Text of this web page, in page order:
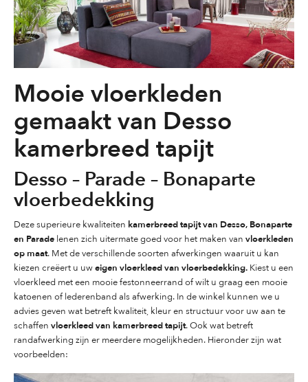
Mooie vloerkleden
gemaakt van Desso
kamerbreed tapijt
Desso – Parade – Bonaparte
vloerbedekking
Deze superieure kwaliteiten kamerbreed tapijt van Desso, Bonaparte
en Parade lenen zich uitermate goed voor het maken van vloerkleden
op maat. Met de verschillende soorten afwerkingen waaruit u kan
kiezen creëert u uweigen vloerkleed van vloerbedekking. Kiest u een
vloerkleed met een mooie festonneerrand of wilt u graag een mooie
katoenen of lederenband als afwerking. In de winkel kunnen we u
advies geven wat betreft kwaliteit, kleur en structuur voor uw aan te
schaffen vloerkleed van kamerbreed tapijt. Ook wat betreft
randafwerking zijn er meerdere mogelijkheden. Hieronder zijn wat
voorbeelden: